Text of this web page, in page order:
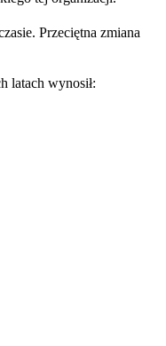
Przeciętna zmiana
latach wynosił: